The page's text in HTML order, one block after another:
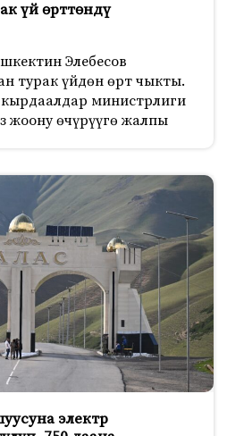
үй өрттөндү
Элебесов
турак үйдөн өрт чыкты.
кырдаалдар министрлиги
жоону өчүрүүгө жалпы
электр